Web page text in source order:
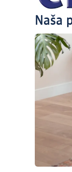
Naša